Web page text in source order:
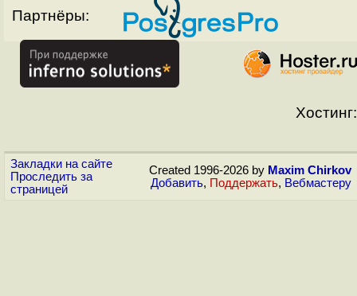
Партнёры:
Хостинг:
Закладки на сайте
Проследить за
страницей
Created 1996-2026 by Maxim Chirkov
Добавить, Поддержать, Вебмастеру